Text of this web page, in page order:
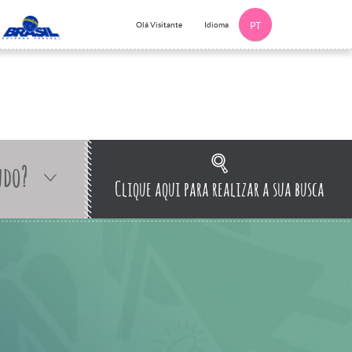
Olá Visitante Idioma PT
Clique aqui para realizar a sua busca